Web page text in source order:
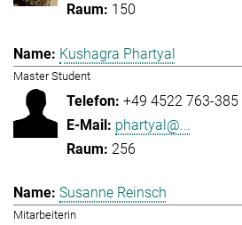
150
Kushagra Phartyal
Master Student
+49 4522 763-385
phartyal@...
256
Susanne Reinsch
Mitarbeiterin